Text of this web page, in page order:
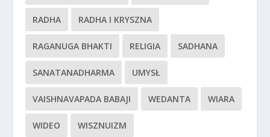
RADHA RADHA I KRYSZNA
RAGANUGA BHAKTI RELIGIA SADHANA
SANATANADHARMA UMYSŁ
VAISHNAVAPADA BABAJI WEDANTA WIARA
WIDEO WISZNUIZM